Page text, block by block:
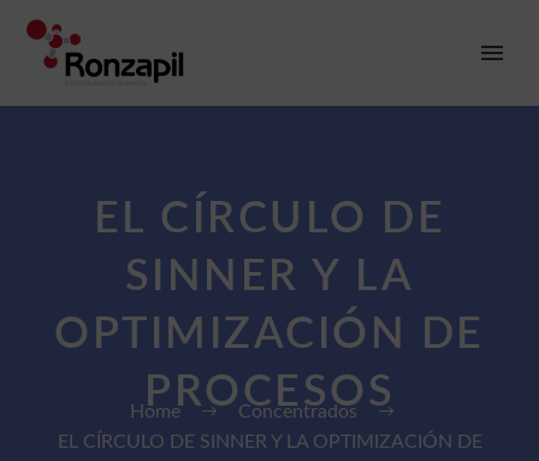
EL CÍRCULO DE
SINNER Y LA
OPTIMIZACIÓN DE
PROCESOS
Home
Concentrados
EL CÍRCULO DE SINNER Y LA OPTIMIZACIÓN DE